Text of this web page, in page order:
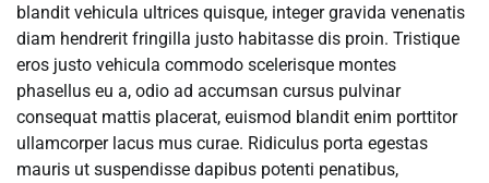
blandit vehicula ultrices quisque, integer gravida venenatis
diam hendrerit fringilla justo habitasse dis proin. Tristique
eros justo vehicula commodo scelerisque montes
phasellus eu a, odio ad accumsan cursus pulvinar
consequat mattis placerat, euismod blandit enim porttitor
ullamcorper lacus mus curae. Ridiculus porta egestas
mauris ut suspendisse dapibus potenti penatibus,